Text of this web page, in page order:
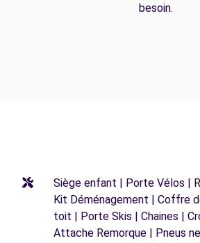
besoin.
Siège enfant | Porte Vélos |
Kit Déménagement | Coffre
toit | Porte Skis | Chaines |
Attache Remorque | Pneus